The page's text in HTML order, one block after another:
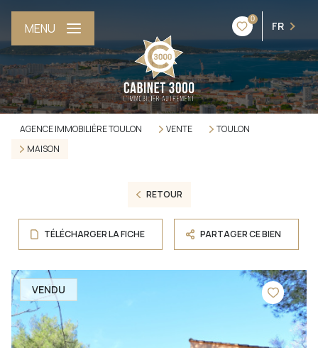
0
FR
MENU
AGENCE IMMOBILIÈRE TOULON VENTE
TOULON
MAISON
RETOUR
TÉLÉCHARGER LA FICHE PARTAGER CE BIEN
VENDU